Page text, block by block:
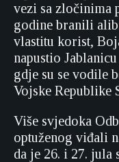
vezi sa zločinima
godine branili
vlastitu korist,
napustio
gdje su se vodile
Vojske Republike
Više svjedoka
optuženog viđali
da je 26. i 27. jula